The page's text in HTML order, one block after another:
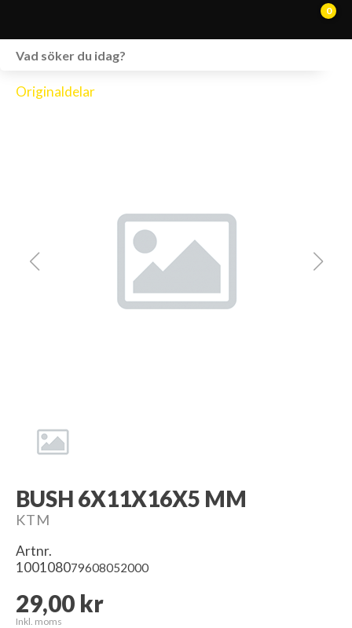
0
KONTAKT
Originaldelar
BUSH 6X11X16X5 MM
KTM
Artnr.
100108079608052000
29,00 kr
Inkl. moms